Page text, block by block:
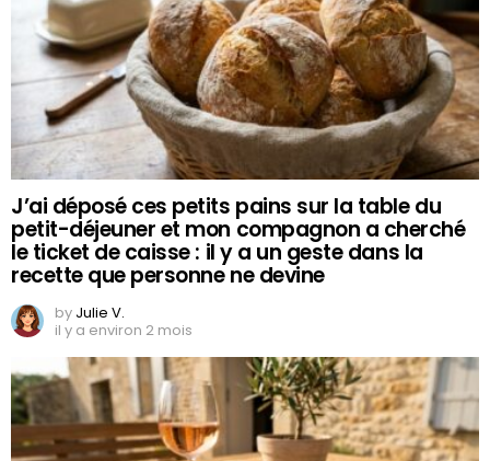
J’ai déposé ces petits pains sur la table du
petit-déjeuner et mon compagnon a cherché
le ticket de caisse : il y a un geste dans la
recette que personne ne devine
by Julie V.
il y a environ 2 mois